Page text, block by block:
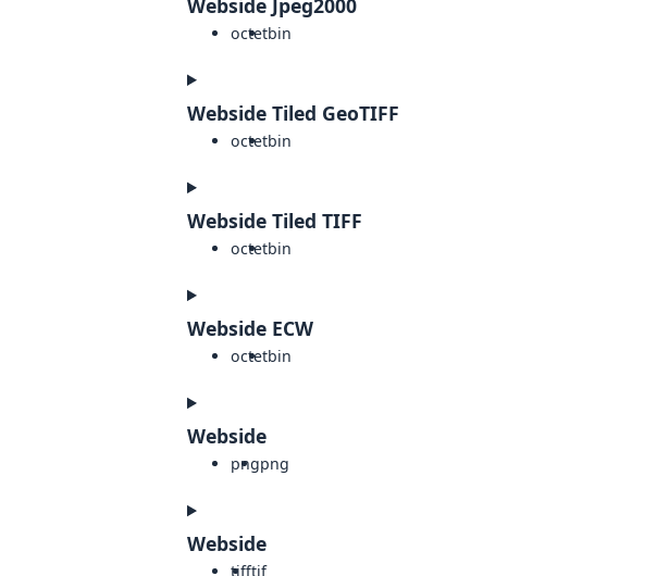
Webside Jpeg2000
octetbin
Webside Tiled GeoTIFF
octetbin
Webside Tiled TIFF
octetbin
Webside ECW
octetbin
Webside
pngpng
Webside
tifftif